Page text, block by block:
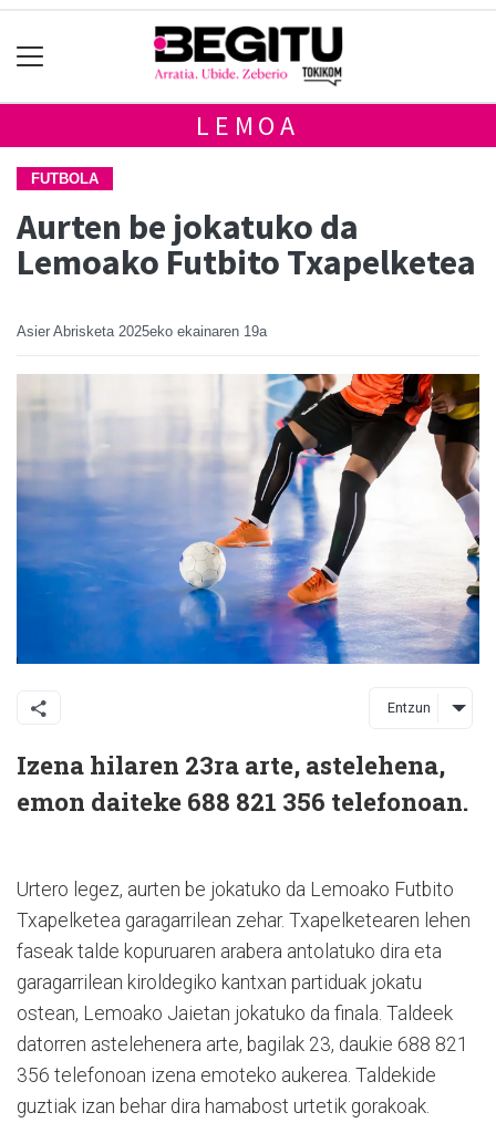
LEMOA
FUTBOLA
Aurten be jokatuko da
Lemoako Futbito Txapelketea
Asier Abrisketa 2025eko ekainaren 19a
Entzun
Izena hilaren 23ra arte, astelehena,
emon daiteke 688 821 356 telefonoan.
Urtero legez, aurten be jokatuko da Lemoako Futbito
Txapelketea garagarrilean zehar. Txapelketearen lehen
faseak talde kopuruaren arabera antolatuko dira eta
garagarrilean kiroldegiko kantxan partiduak jokatu
ostean, Lemoako Jaietan jokatuko da finala. Taldeek
datorren astelehenera arte, bagilak 23, daukie 688 821
356 telefonoan izena emoteko aukerea. Taldekide
guztiak izan behar dira hamabost urtetik gorakoak.